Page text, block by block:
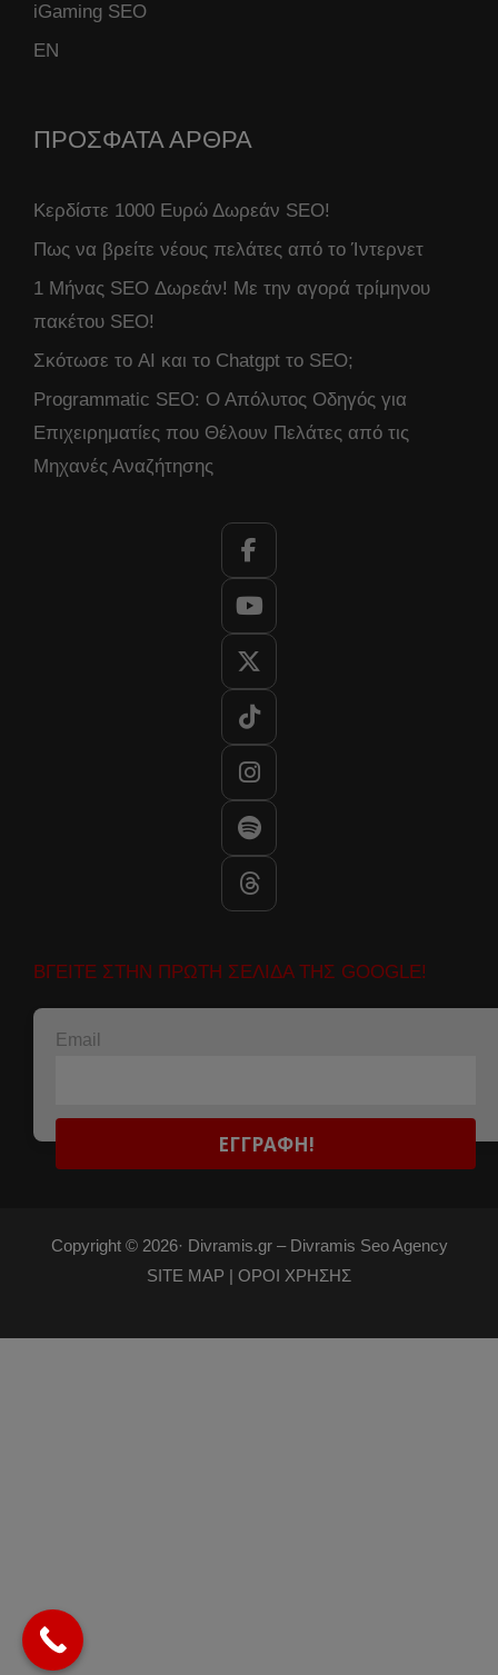
iGaming SEO
ΕΝ
ΠΡΟΣΦΑΤΑ ΑΡΘΡΑ
Κερδίστε 1000 Ευρώ Δωρεάν SEO!
Πως να βρείτε νέους πελάτες από το Ίντερνετ
1 Μήνας SEO Δωρεάν! Με την αγορά τρίμηνου
πακέτου SEO!
Σκότωσε το AI και το Chatgpt το SEO;
Programmatic SEO: Ο Απόλυτος Οδηγός για
Επιχειρηματίες που Θέλουν Πελάτες από τις
Μηχανές Αναζήτησης
ΒΓΕΙΤΕ ΣΤΗΝ ΠΡΩΤΗ ΣΕΛΙΔΑ ΤΗΣ GOOGLE!
Email
Copyright © 2026· Divramis.gr –Divramis Seo Agency
SITE MAP | ΟΡΟΙ ΧΡΗΣΗΣ